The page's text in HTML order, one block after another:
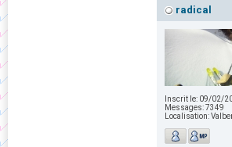
radical
Inscrit le: 09/02/
Messages:7349
Localisation: